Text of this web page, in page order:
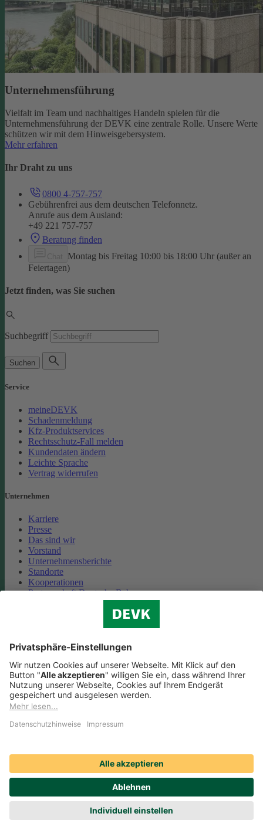
Unternehmensführung
Vielfalt im Team und nachhaltiges Handeln spielen für die
Unternehmensführung der DEVK eine zentrale Rolle. Unsere Werte
schützen wir mit dem Hinweisgebersystem.
Mehr erfahren
Ihr Draht zu uns
0800 4-757-757
Gebührenfrei aus dem deutschen Telefonnetz.
Anrufe aus dem Ausland:
+49 221 757-757
Beratung finden
Montag bis Freitag 10:00 bis 18:00 Uhr (außer an
Feiertagen)
Jetzt finden, was Sie suchen
Suchbegriff
Suchen
Service
meineDEVK
Schadenmeldung
Kfz-Produktservices
Rechtsschutz-Fall melden
Kundendaten ändern
Leichte Sprache
Vertrag widerrufen
Unternehmen
Karriere
Presse
Das sind wir
Vorstand
Unternehmensberichte
Standorte
Kooperationen
Partnerschaft Deutsche Bahn
Cookie-Einstellungen
Datenschutz
Impressum
Streitbeilegung
Nutzungshinweise
Compliance
Social Media Icons sowie Verlinkungen, die mit
sind, führen auf externe Seiten. Die DEVK ist für die dortigen
Nutzungsbedingungen und Datenschutzbestimmungen nicht
verantwortlich. Mehr dazu erfahren Sie unter